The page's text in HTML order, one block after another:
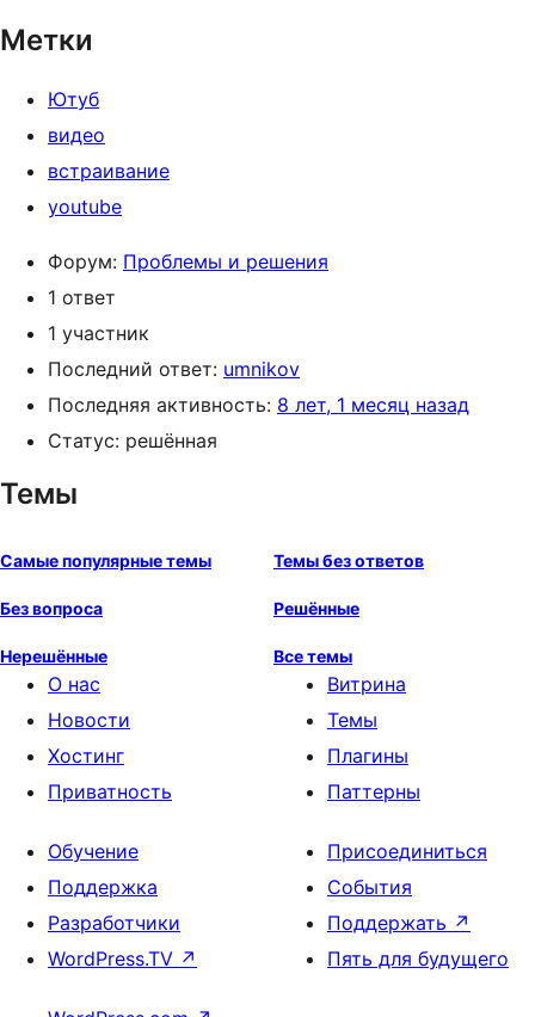
Метки
Ютуб
видео
встраивание
youtube
Форум: Проблемы и решения
1 ответ
1 участник
Последний ответ: umnikov
Последняя активность: 8 лет, 1 месяц назад
Статус: решённая
Темы
Самые популярные темы Темы без ответов
Без вопроса Решённые
Нерешённые Все темы
О нас
Новости
Хостинг
Приватность
Витрина
Темы
Плагины
Паттерны
Обучение
Поддержка
Разработчики
WordPress.TV ↗
Присоединиться
События
Поддержать ↗
Пять для будущего